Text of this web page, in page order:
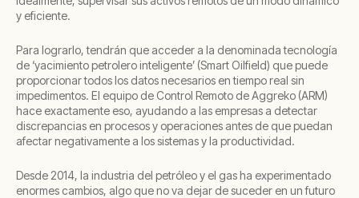
y eficiente.
Para lograrlo, tendrán que acceder a la denominada tecnología
de ‘yacimiento petrolero inteligente’ (Smart Oilfield) que puede
proporcionar todos los datos necesarios en tiempo real sin
impedimentos. El equipo de Control Remoto de Aggreko (ARM)
hace exactamente eso, ayudando a las empresas a detectar
discrepancias en procesos y operaciones antes de que puedan
afectar negativamente a los sistemas y la productividad.
Desde 2014, la industria del petróleo y el gas ha experimentado
enormes cambios, algo que no va dejar de suceder en un futuro